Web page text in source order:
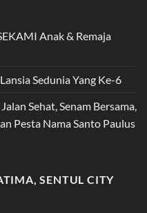
Anak & Remaja
Sedunia Yang Ke-6
Sehat, Senam Bersama,
Pesta Nama Santo Paulus
SENTUL CITY